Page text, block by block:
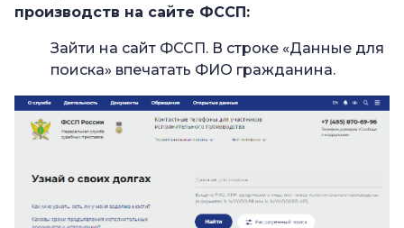
производств на сайте ФССП:
Зайти на сайт ФССП. В строке «Данные для
поиска» впечатать ФИО гражданина.